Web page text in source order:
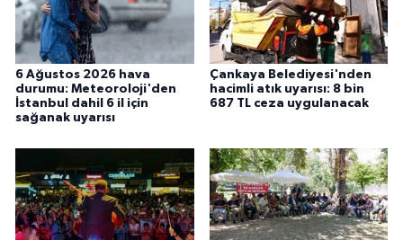
6 Ağustos 2026 hava
durumu: Meteoroloji'den
İstanbul dahil 6 il için
sağanak uyarısı
Çankaya Belediyesi'nden
hacimli atık uyarısı: 8 bin
687 TL ceza uygulanacak